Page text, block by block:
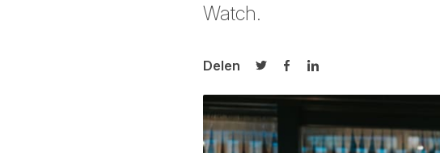
Watch.
Delen
Delen op Twitter
Delen op Facebook
Delen op LinkedIn